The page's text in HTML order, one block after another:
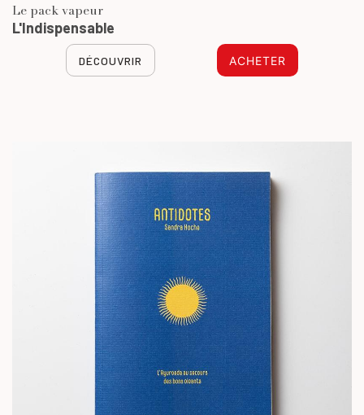
Le pack vapeur
L'Indispensable
DÉCOUVRIR ACHETER